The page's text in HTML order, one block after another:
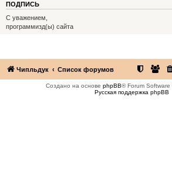
ПОДПИСЬ
С уважением,
программизд(ы) сайта
Чипльдук Список форумов
Создано на основе phpBB® Forum Software
Русская поддержка phpBB